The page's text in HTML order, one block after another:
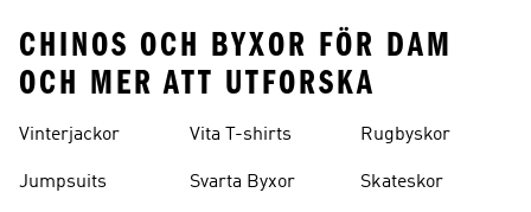
CHINOS OCH BYXOR FÖR DAM
OCH MER ATT UTFORSKA
Vinterjackor
Jumpsuits
Vita T-shirts
Svarta Byxor
Rugbyskor
Skateskor